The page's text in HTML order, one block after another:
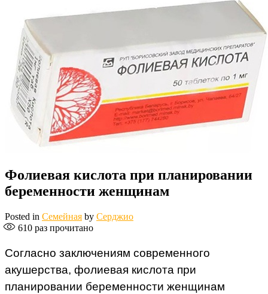
Фолиевая кислота при планировании
беременности женщинам
Posted in Семейная by Серджио
610 раз прочитано
Согласно заключениям современного
акушерства, фолиевая кислота при
планировании беременности женщинам